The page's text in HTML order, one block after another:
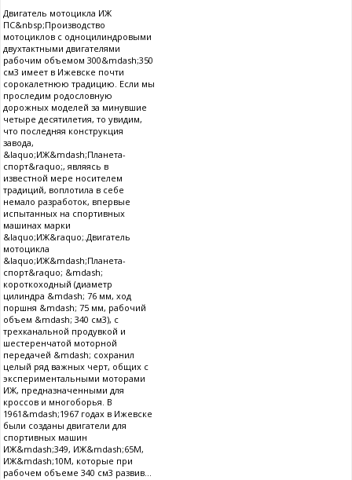
Двигатель мотоцикла ИЖ
ПС&nbsp;Производство
мотоциклов с одноцилиндровыми
двухтактными двигателями
рабочим объемом 300&mdash;350
см3 имеет в Ижевске почти
сорокалетнюю традицию. Если мы
проследим родословную
дорожных моделей за минувшие
четыре десятилетия, то увидим,
что последняя конструкция
завода,
&laquo;ИЖ&mdash;Планета-
спорт&raquo;, являясь в
известной мере носителем
традиций, воплотила в себе
немало разработок, впервые
испытанных на спортивных
машинах марки
&laquo;ИЖ&raquo;.Двигатель
мотоцикла
&laquo;ИЖ&mdash;Планета-
спорт&raquo; &mdash;
короткоходный (диаметр
цилиндра &mdash; 76 мм, ход
поршня &mdash; 75 мм, рабочий
объем &mdash; 340 см3), с
трехканальной продувкой и
шестеренчатой моторной
передачей &mdash; сохранил
целый ряд важных черт, общих с
экспериментальными моторами
ИЖ, предназначенными для
кроссов и многоборья. В
1961&mdash;1967 годах в Ижевске
были созданы двигатели для
спортивных машин
ИЖ&mdash;349, ИЖ&mdash;65М,
ИЖ&mdash;10М, которые при
рабочем объеме 340 см3 развив...